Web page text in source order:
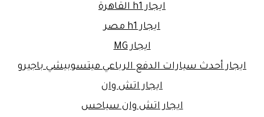
ايجار h1 القاهرة
ايجار h1 مصر
ايجار MG
ايجار أحدث سيارات الدفع الرباعي ميتسوبيشي باجيرو
ايجار اتش وان
ايجار اتش وان سياحس